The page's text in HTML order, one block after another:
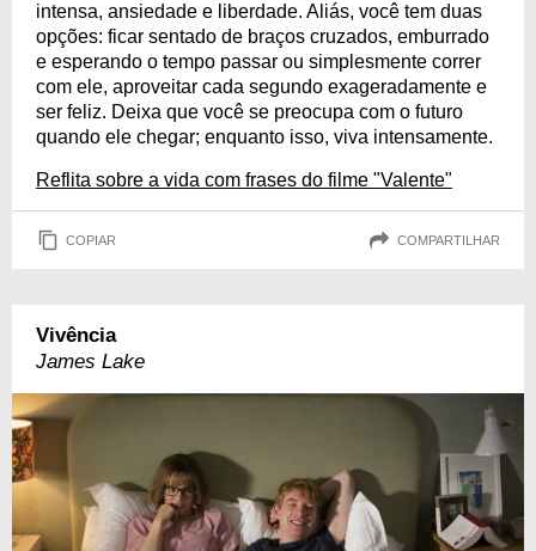
intensa, ansiedade e liberdade. Aliás, você tem duas
opções: ficar sentado de braços cruzados, emburrado
e esperando o tempo passar ou simplesmente correr
com ele, aproveitar cada segundo exageradamente e
ser feliz. Deixa que você se preocupa com o futuro
quando ele chegar; enquanto isso, viva intensamente.
Reflita sobre a vida com frases do filme "Valente"
COPIAR COMPARTILHAR
Vivência
James Lake